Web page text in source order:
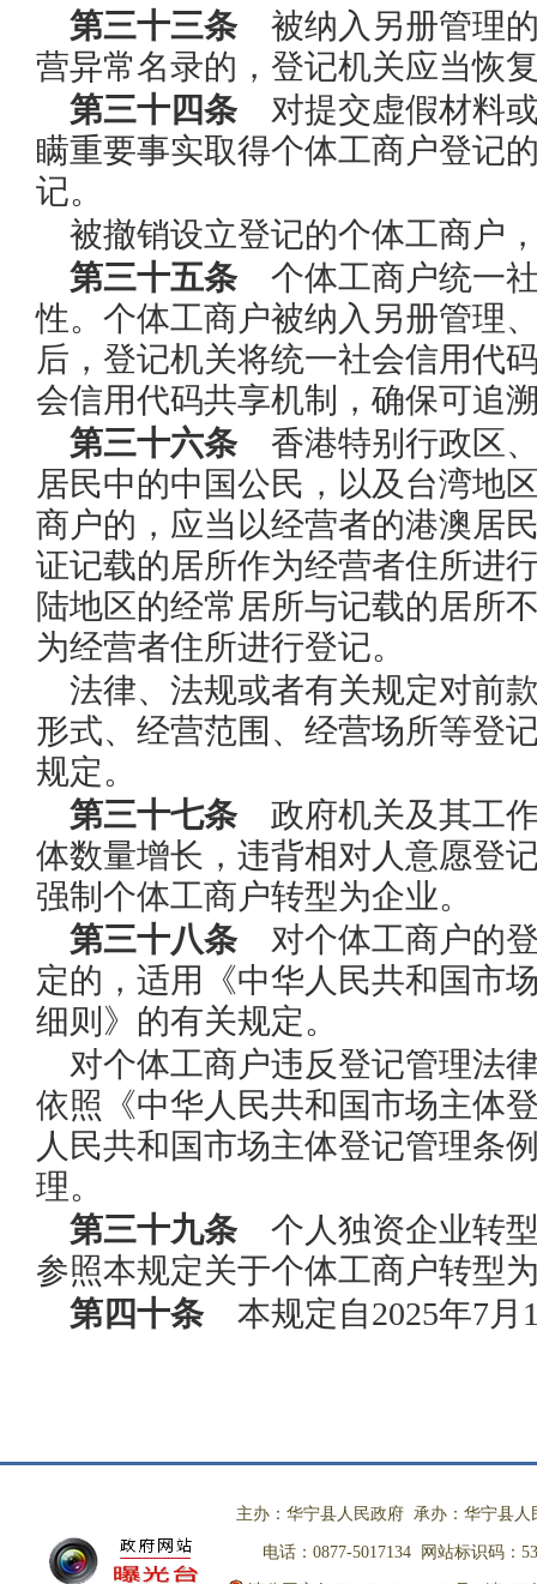
第三十三条被纳入另册管理的
营异常名录的，登记机关应当
第三十四条对提交虚假材料或
瞒重要事实取得个体工商户登记
记。
被撤销设立登记的个体工商户
第三十五条个体工商户统一社
性。个体工商户被纳入另册管理
后，登记机关将统一社会信用代
会信用代码共享机制，确保可追
第三十六条香港特别行政区、
居民中的中国公民，以及台湾地
商户的，应当以经营者的港澳居
证记载的居所作为经营者住所进
陆地区的经常居所与记载的居所
为经营者住所进行登记。
法律、法规或者有关规定对前
形式、经营范围、经营场所等登
规定。
第三十七条政府机关及其工作
体数量增长，违背相对人意愿登
强制个体工商户转型为企业。
第三十八条对个体工商户的登
定的，适用《中华人民共和国市
细则》的有关规定。
对个体工商户违反登记管理法
依照《中华人民共和国市场主体
人民共和国市场主体登记管理条
理。
第三十九条个人独资企业转型
参照本规定关于个体工商户转型
第四十条本规定自2025年7月
主办：华宁县人民政府 承办：华宁县人
电话：0877-5017134 网站标识码：